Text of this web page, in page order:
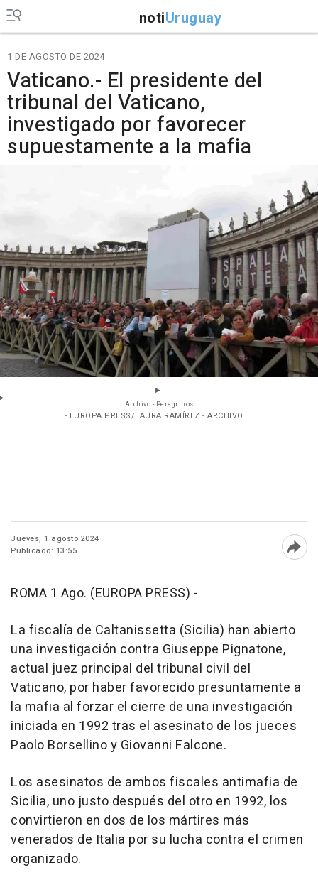
notiUruguay
1 DE AGOSTO DE 2024
Vaticano.- El presidente del
tribunal del Vaticano,
investigado por favorecer
supuestamente a la mafia
Archivo - Peregrinos
- EUROPA PRESS/LAURA RAMÍREZ - ARCHIVO
Jueves, 1 agosto 2024
Publicado: 13:55
ROMA 1 Ago. (EUROPA PRESS) -
La fiscalía de Caltanissetta (Sicilia) han abierto
una investigación contra Giuseppe Pignatone,
actual juez principal del tribunal civil del
Vaticano, por haber favorecido presuntamente a
la mafia al forzar el cierre de una investigación
iniciada en 1992 tras el asesinato de los jueces
Paolo Borsellino y Giovanni Falcone.
Los asesinatos de ambos fiscales antimafia de
Sicilia, uno justo después del otro en 1992, los
convirtieron en dos de los mártires más
venerados de Italia por su lucha contra el crimen
organizado.